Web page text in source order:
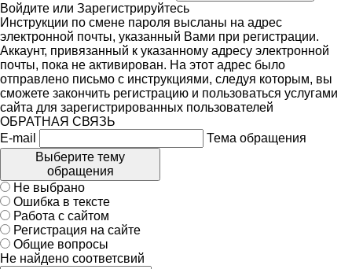
Войдите или Зарегистрируйтесь
Инструкции по смене пароля высланы на адрес
электронной почты, указанный Вами при регистрации.
Аккаунт, привязанный к указанному адресу электронной
почты, пока не активирован. На этот адрес было
отправлено письмо с инструкциями, следуя которым, вы
сможете закончить регистрацию и пользоваться услугами
сайта для зарегистрированных пользователей
ОБРАТНАЯ СВЯЗЬ
E-mail
Тема обращения
Выберите тему
обращения
Не выбрано
Ошибка в тексте
Работа с сайтом
Регистрация на сайте
Общие вопросы
Не найдено соответсвий